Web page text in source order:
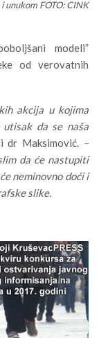
unukom FOTO: CINK
modeli”
od verovatnih
akcija u kojima
utisak da se naša
dr Maksimović.–
da će nastupiti
neminovno doći i
slike.